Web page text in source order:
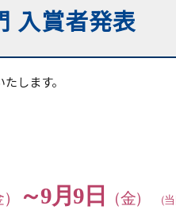
入賞者発表
します。
～9月9日 （金） （